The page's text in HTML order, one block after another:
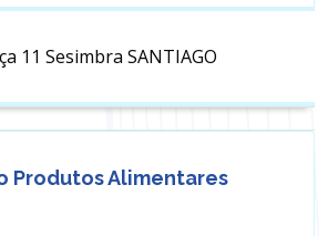
11 Sesimbra SANTIAGO
Produtos Alimentares